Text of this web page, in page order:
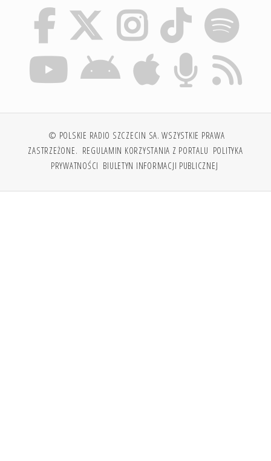
© POLSKIE RADIO SZCZECIN SA. WSZYSTKIE PRAWA
ZASTRZEŻONE. REGULAMIN KORZYSTANIA Z PORTALU POLITYKA
PRYWATNOŚCI BIULETYN INFORMACJI PUBLICZNEJ